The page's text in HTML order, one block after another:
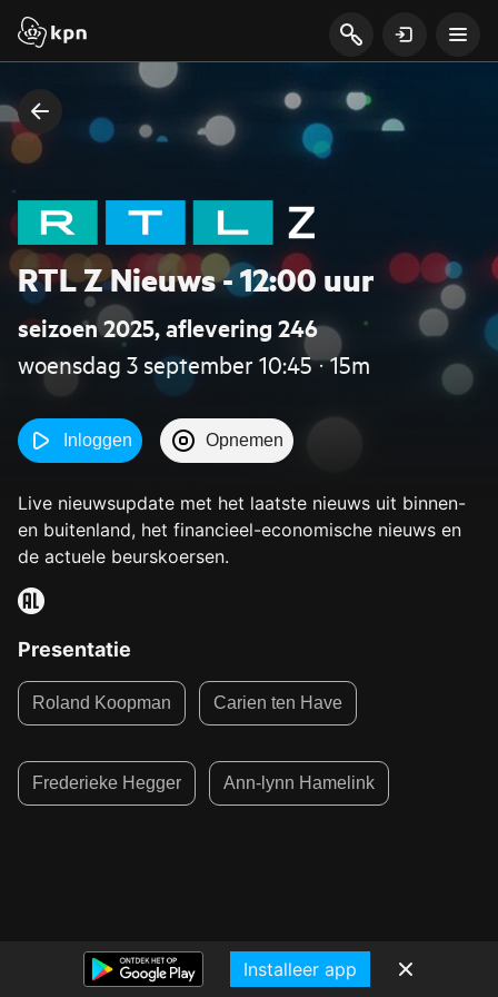
RTL Z Nieuws - 12:00 uur
seizoen 2025, aflevering 246
woensdag 3 september 10:45 ‧ 15m
Inloggen Opnemen
Live nieuwsupdate met het laatste nieuws uit binnen-
en buitenland, het financieel-economische nieuws en
de actuele beurskoersen.
Presentatie
Roland Koopman Carien ten Have
Frederieke Hegger Ann-lynn Hamelink
Installeer app